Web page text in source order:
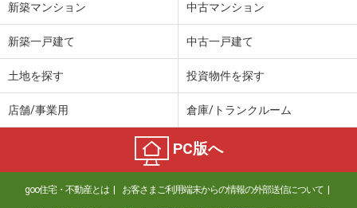
新築マンション 中古マンション
新築一戸建て 中古一戸建て
土地を探す 投資物件を探す
店舗/事業用 倉庫/トランクルーム
PC版へ
goo住宅・不動産とは お客さまご利用端末からの情報の外部送信について